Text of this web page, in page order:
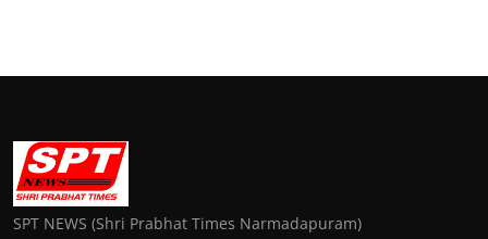
SPT NEWS (Shri Prabhat Times Narmadapuram)